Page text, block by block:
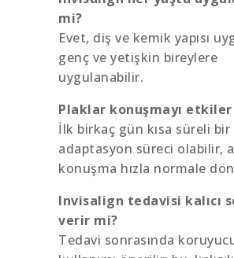
mi?
Evet, diş ve kemik yapısı
genç ve yetişkin bireylere
uygulanabilir.
Plaklar konuşmayı
İlk birkaç gün kısa süreli bir
adaptasyon süreci olabilir,
konuşma hızla normale
Invisalign tedavisi kalıcı
verir mi?
Tedavi sonrasında